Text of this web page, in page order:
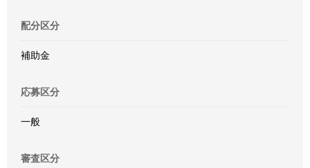
配分区分
補助金
応募区分
一般
審査区分